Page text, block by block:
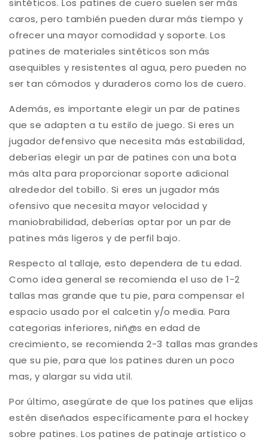
sintéticos. Los patines de cuero suelen ser más
caros, pero también pueden durar más tiempo y
ofrecer una mayor comodidad y soporte. Los
patines de materiales sintéticos son más
asequibles y resistentes al agua, pero pueden no
ser tan cómodos y duraderos como los de cuero.
Además, es importante elegir un par de patines
que se adapten a tu estilo de juego. Si eres un
jugador defensivo que necesita más estabilidad,
deberías elegir un par de patines con una bota
más alta para proporcionar soporte adicional
alrededor del tobillo. Si eres un jugador más
ofensivo que necesita mayor velocidad y
maniobrabilidad, deberías optar por un par de
patines más ligeros y de perfil bajo.
Respecto al tallaje, esto dependera de tu edad.
Como idea general se recomienda el uso de 1-2
tallas mas grande que tu pie, para compensar el
espacio usado por el calcetin y/o media. Para
categorias inferiores, niñ@s en edad de
crecimiento, se recomienda 2-3 tallas mas grandes
que su pie, para que los patines duren un poco
mas, y alargar su vida util.
Por último, asegúrate de que los patines que elijas
estén diseñados específicamente para el hockey
sobre patines. Los patines de patinaje artístico o